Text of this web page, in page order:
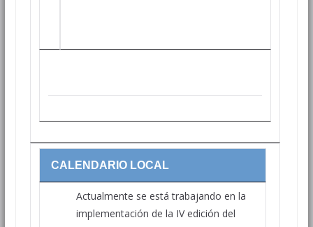
CALENDARIO LOCAL
Actualmente se está trabajando en la
implementación de la IV edición del